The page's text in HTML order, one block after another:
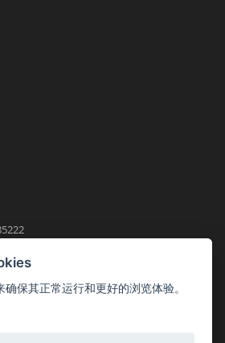
保其正常运行和更好的浏览体验。